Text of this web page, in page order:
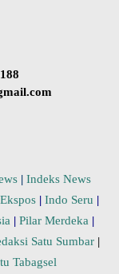
| Indeks News
| Indo Seru |
| Pilar Merdeka |
Satu Sumbar |
Tabagsel